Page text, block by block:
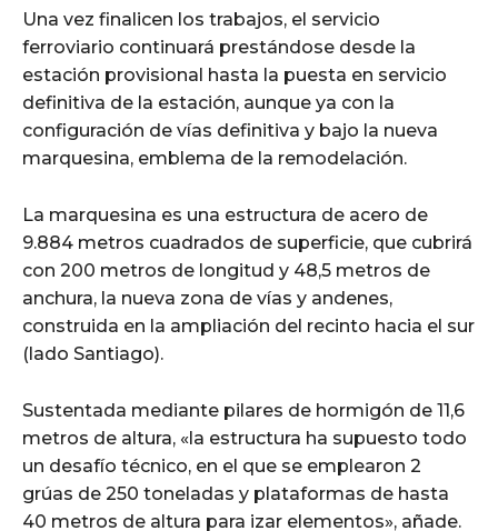
Una vez finalicen los trabajos, el servicio
ferroviario continuará prestándose desde la
estación provisional hasta la puesta en servicio
definitiva de la estación, aunque ya con la
configuración de vías definitiva y bajo la nueva
marquesina, emblema de la remodelación.
La marquesina es una estructura de acero de
9.884 metros cuadrados de superficie, que cubrirá
con 200 metros de longitud y 48,5 metros de
anchura, la nueva zona de vías y andenes,
construida en la ampliación del recinto hacia el sur
(lado Santiago).
Sustentada mediante pilares de hormigón de 11,6
metros de altura, «la estructura ha supuesto todo
un desafío técnico, en el que se emplearon 2
grúas de 250 toneladas y plataformas de hasta
40 metros de altura para izar elementos», añade.